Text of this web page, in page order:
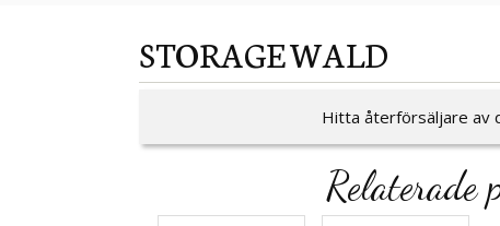
STORAGE WALD
Hitta återförsäljare av
Relaterade